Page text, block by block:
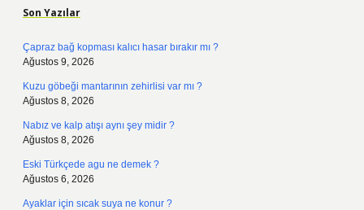
Son Yazılar
Çapraz bağ kopması kalıcı hasar bırakır mı ?
Ağustos 9, 2026
Kuzu göbeği mantarının zehirlisi var mı ?
Ağustos 8, 2026
Nabız ve kalp atışı aynı şey midir ?
Ağustos 8, 2026
Eski Türkçede agu ne demek ?
Ağustos 6, 2026
Ayaklar için sıcak suya ne konur ?